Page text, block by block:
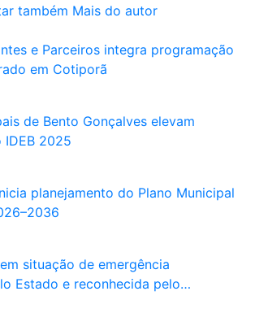
também Mais do autor
e Parceiros integra programação
em Cotiporã
de Bento Gonçalves elevam
IDEB 2025
planejamento do Plano Municipal
situação de emergência
Estado e reconhecida pelo…